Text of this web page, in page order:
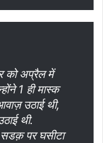
को अप्रैल में
1 ही मास्क
उठाई थी,
थी.
पर घसीटा